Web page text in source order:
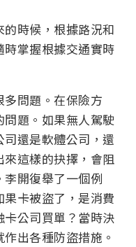
時候，根據路況和
掌握根據交通實時
問題。在保險方
題。如果無人駕駛
還是軟體公司，還
這樣的抉擇，會阻
開復舉了一個例
卡被盜了，是消費
公司買單？當時決
出各種防盜措施。